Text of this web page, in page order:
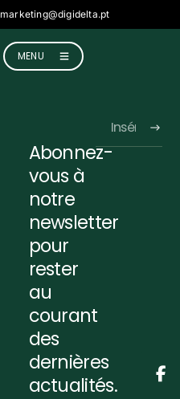
marketing@digidelta.pt
MENU
Abonnez-
vous à
notre
newsletter
pour
rester
au
courant
des
dernières
actualités.
Alternative: